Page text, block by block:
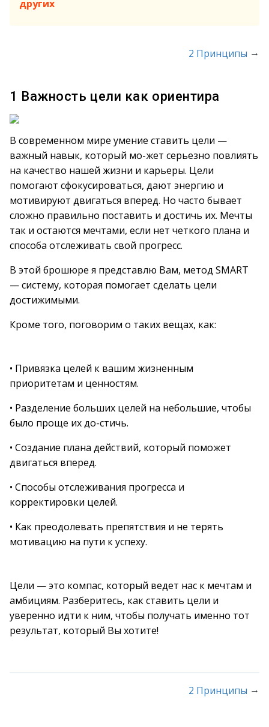
других
2 Принципы →
1 Важность цели как ориентира
В современном мире умение ставить цели —
важный навык, который мо-жет серьезно повлиять
на качество нашей жизни и карьеры. Цели
помогают сфокусироваться, дают энергию и
мотивируют двигаться вперед. Но часто бывает
сложно правильно поставить и достичь их. Мечты
так и остаются мечтами, если нет четкого плана и
способа отслеживать свой прогресс.
В этой брошюре я представлю Вам, метод SMART
— систему, которая помогает сделать цели
достижимыми.
Кроме того, поговорим о таких вещах, как:
• Привязка целей к вашим жизненным
приоритетам и ценностям.
• Разделение больших целей на небольшие, чтобы
было проще их до-стичь.
• Создание плана действий, который поможет
двигаться вперед.
• Способы отслеживания прогресса и
корректировки целей.
• Как преодолевать препятствия и не терять
мотивацию на пути к успеху.
Цели — это компас, который ведет нас к мечтам и
амбициям. Разберитесь, как ставить цели и
уверенно идти к ним, чтобы получать именно тот
результат, который Вы хотите!
2 Принципы →